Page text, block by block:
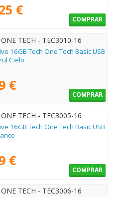
€
COMPRAR
TECH - TEC3010-16
16GB Tech One Tech Basic USB
Cielo
€
COMPRAR
TECH - TEC3005-16
16GB Tech One Tech Basic USB
€
COMPRAR
TECH - TEC3006-16